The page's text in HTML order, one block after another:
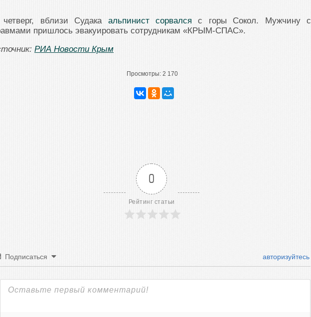
вблизи Судака альпинист сорвался с горы Сокол. Мужчину с
пришлось эвакуировать сотрудникам «КРЫМ-СПАС».
РИА Новости Крым
Просмотры: 2 170
0
Рейтинг статьи
Подписаться авторизуйтесь